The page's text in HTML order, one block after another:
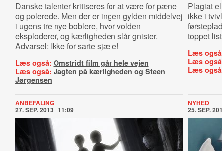
Danske talenter kritiseres for at være for pæne
og polerede. Men der er ingen gylden middelvej
i ugens tre nye boblere, hvor volden
eksploderer, og kærligheden slår gnister.
Advarsel: Ikke for sarte sjæle!
Læs også: Omstridt film går hele vejen
Læs også: Jagten på kærligheden og Steen
Jørgensen
Plagiat
ikke i
toppet
Læs
Læs
Læs
ANBEFALING
27. SEP. 2013 | 11:09
NYHED
25. SEP.